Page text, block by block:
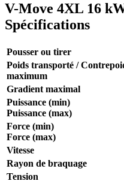
V-Move 4XL 16
Spécifications
Pousser ou tirer
Poids transporté /
maximum
Gradient maximal
Puissance (min)
Puissance (max)
Force (min)
Force (max)
Vitesse
Rayon de braquage
Tension